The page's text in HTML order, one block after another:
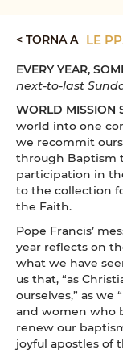
< TORNA A LE
EVERY YEAR,
next-to-last
WORLD MISSION
world into one
we recommit
through Baptism
participation in
to the collection
the Faith.
Pope Francis’
year reflects on
what we have
us that, “as
ourselves,” as
and women who
renew our
joyful apostles of